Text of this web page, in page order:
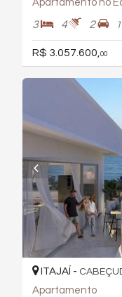
Apartamento no
3 4 2
R$ 3.057.600,00
ITAJAÍ -
Apartamento